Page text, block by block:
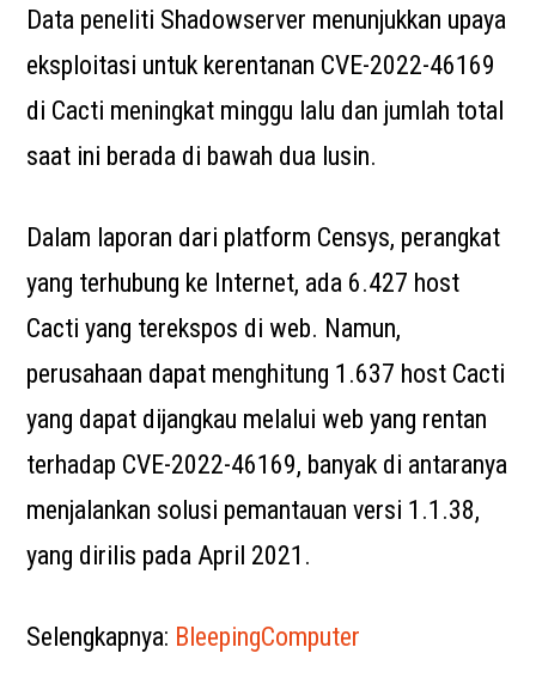
Data peneliti Shadowserver menunjukkan upaya
eksploitasi untuk kerentanan CVE-2022-46169
di Cacti meningkat minggu lalu dan jumlah total
saat ini berada di bawah dua lusin.
Dalam laporan dari platform Censys, perangkat
yang terhubung ke Internet, ada 6.427 host
Cacti yang terekspos di web. Namun,
perusahaan dapat menghitung 1.637 host Cacti
yang dapat dijangkau melalui web yang rentan
terhadap CVE-2022-46169, banyak di antaranya
menjalankan solusi pemantauan versi 1.1.38,
yang dirilis pada April 2021.
Selengkapnya: BleepingComputer